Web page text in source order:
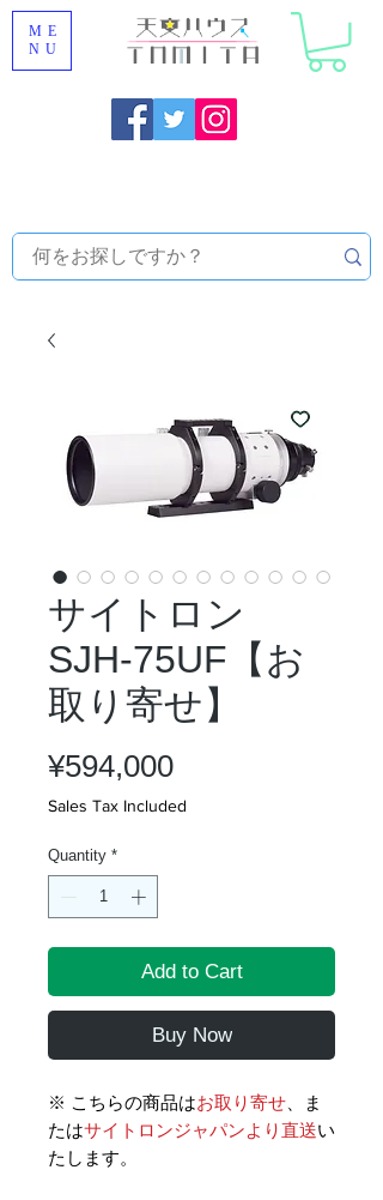
ME
NU
サイトロン
SJH-75UF【お
取り寄せ】
¥594,000Price
Sales Tax Included
Quantity *
Add to Cart
Buy Now
※ こちらの商品はお取り寄せ 、ま
たはサイトロンジャパンより直送い
たします。